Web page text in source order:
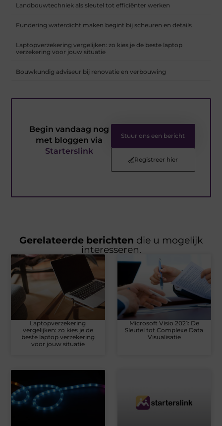
Landbouwtechniek als sleutel tot efficiënter werken
Fundering waterdicht maken begint bij scheuren en details
Laptopverzekering vergelijken: zo kies je de beste laptop
verzekering voor jouw situatie
Bouwkundig adviseur bij renovatie en verbouwing
Begin vandaag nog
met bloggen via
Starterslink
Stuur ons een bericht
Registreer hier
Gerelateerde berichten die u mogelijk
interesseren.
Laptopverzekering
vergelijken: zo kies je de
beste laptop verzekering
voor jouw situatie
Microsoft Visio 2021: De
Sleutel tot Complexe Data
Visualisatie